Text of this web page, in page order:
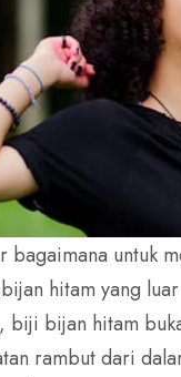
bagaimana untuk
hitam yang
bijan hitam
rambut dari